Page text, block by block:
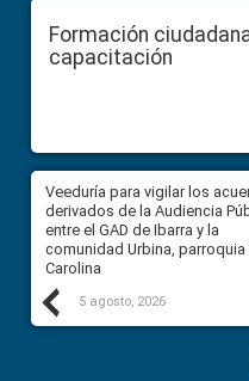
Formación
capacitación
Previous
Veeduría para vigilar los
derivados de la Audiencia
entre el GAD de Ibarra y la
comunidad Urbina, parroquia
Carolina
5 agosto, 2026